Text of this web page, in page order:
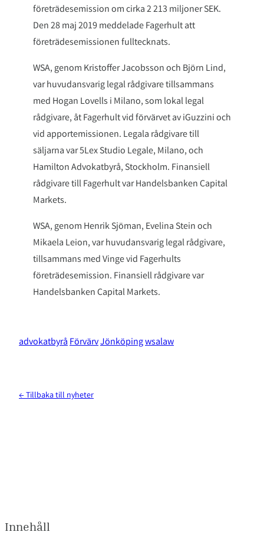
företrädesemission om cirka 2 213 miljoner SEK.
Den 28 maj 2019 meddelade Fagerhult att
företrädesemissionen fulltecknats.
WSA, genom Kristoffer Jacobsson och Björn Lind,
var huvudansvarig legal rådgivare tillsammans
med Hogan Lovells i Milano, som lokal legal
rådgivare, åt Fagerhult vid förvärvet av iGuzzini och
vid apportemissionen. Legala rådgivare till
säljarna var 5Lex Studio Legale, Milano, och
Hamilton Advokatbyrå, Stockholm. Finansiell
rådgivare till Fagerhult var Handelsbanken Capital
Markets.
WSA, genom Henrik Sjöman, Evelina Stein och
Mikaela Leion, var huvudansvarig legal rådgivare,
tillsammans med Vinge vid Fagerhults
företrädesemission. Finansiell rådgivare var
Handelsbanken Capital Markets.
advokatbyråFörvärvJönköpingwsalaw
← Tillbaka till nyheter
Innehåll